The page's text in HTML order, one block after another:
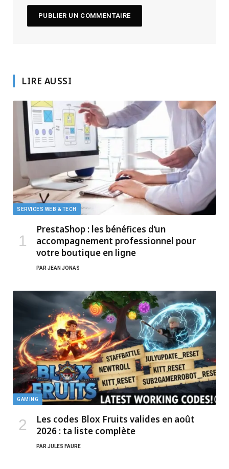
LIRE AUSSI
SERVICES WEB & TECH
PrestaShop : les bénéfices d’un
accompagnement professionnel pour
votre boutique en ligne
PAR JEAN JONAS
GAMING
Les codes Blox Fruits valides en août
2026 : ta liste complète
PAR JULES FAURE